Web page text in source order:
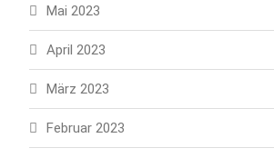
Mai 2023
April 2023
März 2023
Februar 2023